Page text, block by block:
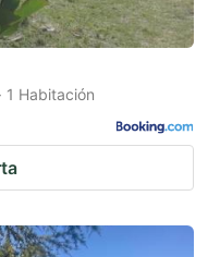
1 Habitación